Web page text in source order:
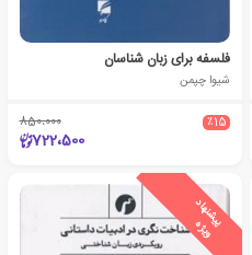
فلسفه برای زبان شناسان
شیوا چپمن
٪15 850،000
722،500
پ
ی
ش
ن
ه
ا
د
و
ی
ژ
ه